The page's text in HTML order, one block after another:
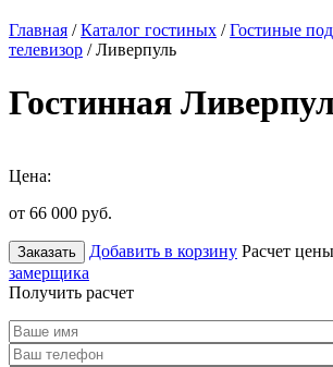
Главная /Каталог гостиных /Гостиные под
телевизор / Ливерпуль
Гостинная
Цена:
от 66 000 руб.
Заказать Добавить в корзину Расчет цены
замерщика
Получить расчет